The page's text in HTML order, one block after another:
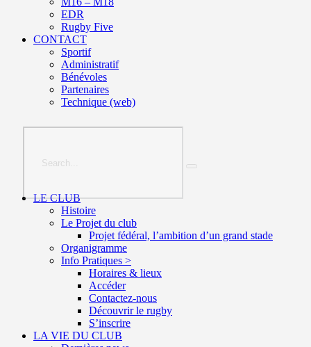
EDR
Rugby Five
CONTACT
Sportif
Administratif
Bénévoles
Partenaires
Technique (web)
LE CLUB
Histoire
Le Projet du club
Projet fédéral, l’ambition d’un grand stade
Organigramme
Info Pratiques >
Horaires & lieux
Accéder
Contactez-nous
Découvrir le rugby
S’inscrire
LA VIE DU CLUB